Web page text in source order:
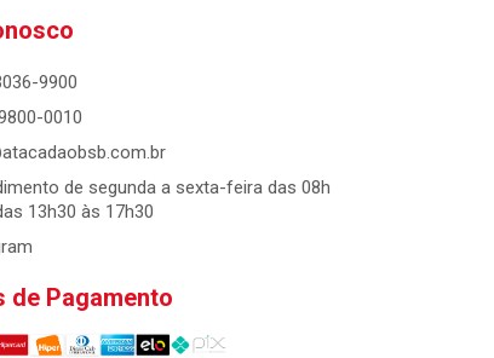
9900
0010
de segunda a sexta-feira das 08h
13h30 às 17h30
de Pagamento